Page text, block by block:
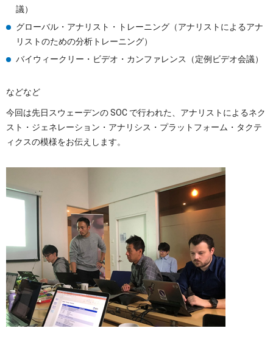
議）
グローバル・アナリスト・トレーニング（アナリストによるアナ
リストのための分析トレーニング）
バイウィークリー・ビデオ・カンファレンス（定例ビデオ会議）
などなど
今回は先日スウェーデンの SOC で行われた、アナリストによるネク
スト・ジェネレーション・アナリシス・プラットフォーム・タクテ
ィクスの模様をお伝えします。